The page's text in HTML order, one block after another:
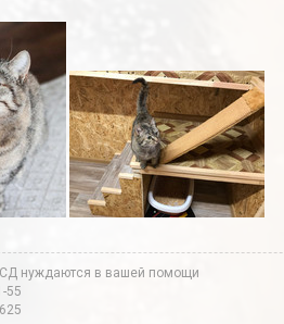
нуждаются в вашей помощи
55